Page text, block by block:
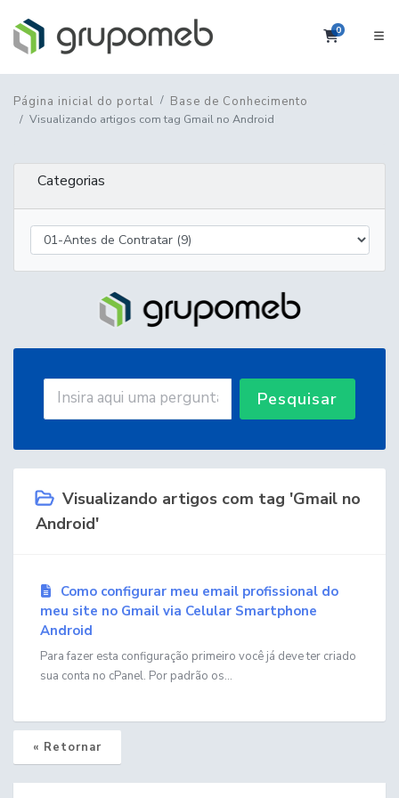
0Carrinho
Página inicial do portal Base de Conhecimento
Visualizando artigos com tag Gmail no Android
Categorias
Pesquisar
Visualizando artigos com tag 'Gmail no
Android'
Como configurar meu email profissional do
meu site no Gmail via Celular Smartphone
Android
Para fazer esta configuração primeiro você já deve ter criado
sua conta no cPanel. Por padrão os...
« Retornar